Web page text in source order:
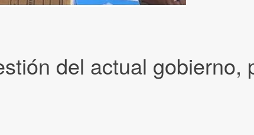
del actual gobierno,